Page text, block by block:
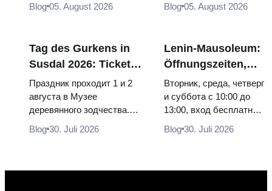
and 120 pieces of flight...
Blog 05. August 2026
they hang, and why
Blog 05. August 2026
Tag des Gurkens in
Susdal 2026: Tickets,
Termine und wie man
von Moskau aus
anreist
Праздник проходит 1 и 2
августа в Музее
деревянного зодчества.
доехать из Москвы через
Blog 30. Juli 2026
Lenin-Mausoleum:
Öffnungszeiten,
Eintritt und die
Hauptverwechslung
mit dem Kreml
Вторник, среда, четверг
и суббота с 10:00 до
13:00, вход бесплатный.
расходятся в днях, чем
Blog 30. Juli 2026